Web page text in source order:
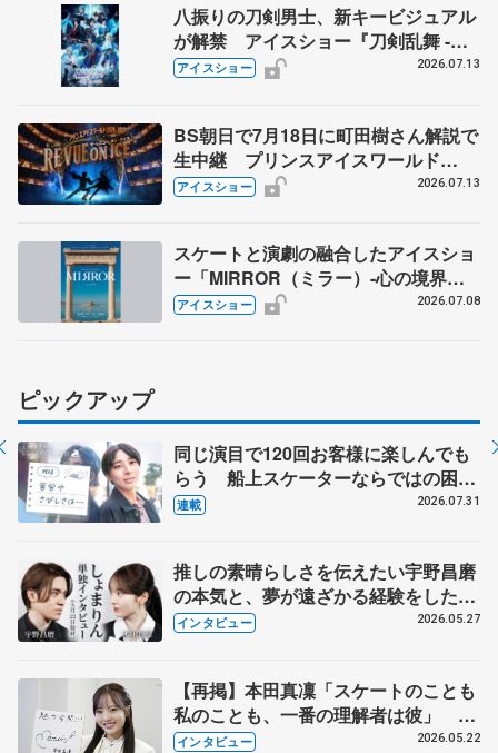
八振りの刀剣男士、新キービジュアル
が解禁 アイスショー『刀剣乱舞 -
ICE BLADE -』 リセール実施も発表
アイスショー 2026.07.13
BS朝日で7月18日に町田樹さん解説で
生中継 プリンスアイスワールド
2026-2027「THE REVUE ON ICE」
アイスショー 2026.07.13
スケートと演劇の融合したアイスショ
ー「MIRROR（ミラー）-心の境界
線-」期間限定で無料公開
アイスショー 2026.07.08
ピックアップ
同じ演目で120回お客様に楽しんでも
らう 船上スケーターならではの困難
とは 影響あったPIW前キャプテン松
連載 2026.07.31
推しの素晴らしさを伝えたい宇野昌磨
の本気と、夢が遠ざかる経験をした本
田真凜の覚悟
インタビュー 2026.05.27
【再掲】本田真凜「スケートのことも
私のことも、一番の理解者は彼」 引
退時の単独インタビューで語った競技
インタビュー 2026.05.22